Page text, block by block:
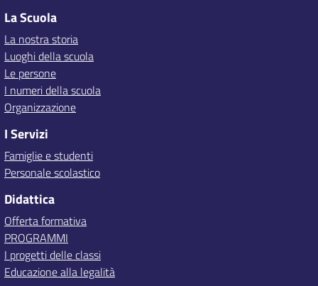
La Scuola
La nostra storia
Luoghi della scuola
Le persone
I numeri della scuola
Organizzazione
I Servizi
Famiglie e studenti
Personale scolastico
Didattica
Offerta formativa
PROGRAMMI
I progetti delle classi
Educazione alla legalità